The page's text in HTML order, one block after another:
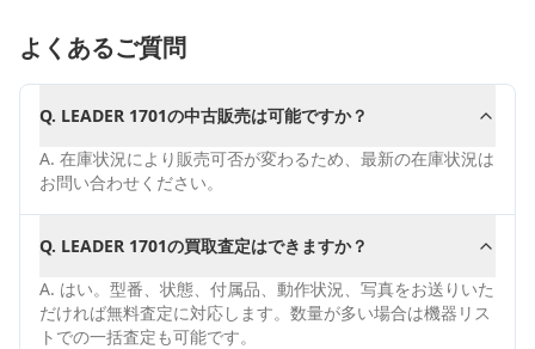
よくあるご質問
Q. LEADER 1701の中古販売は可能ですか？
A. 在庫状況により販売可否が変わるため、最新の在庫状況は
お問い合わせください。
Q. LEADER 1701の買取査定はできますか？
A. はい。型番、状態、付属品、動作状況、写真をお送りいた
だければ無料査定に対応します。数量が多い場合は機器リス
トでの一括査定も可能です。